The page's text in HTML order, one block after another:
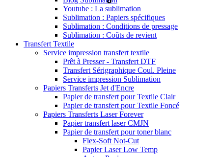
Youtube : La sublimation
Sublimation : Papiers spécifiques
Sublimation : Conditions de pressage
Sublimation : Coûts de revient
Transfert Textile
Service impression transfert textile
Prêt à Presser - Transfert DTF
Transfert Sérigraphique Coul. Pleine
Service impression Sublimation
Papiers Transferts Jet d'Encre
Papier de transfert pour Textile Clair
Papier de transfert pour Textile Foncé
Papiers Transferts Laser Forever
Papier transfert laser CMJN
Papier de transfert pour toner blanc
Flex-Soft Not-Cut
Papier Laser Low Temp